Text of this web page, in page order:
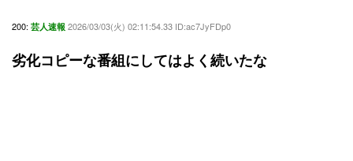
200: 芸人速報 2026/03/03(火) 02:11:54.33 ID:ac7JyFDp0
劣化コピーな番組にしてはよく続いたな